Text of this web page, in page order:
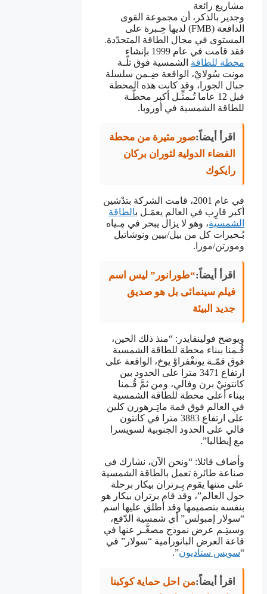
مشاريع رائعة
وجدير بالذكر، أن مجموعة القوى
الدافعة (FMB) لديها خِـبرة على
المستوى في مجال الطاقة المتجدّدة.
فقد قامت في عام 1999 بإنشاء
محطة للطاقة الشمسية فوق تلّـة
مونت سُولايْ، الواقعة ضِـمن سلسلة
جبال الجورا، وقد كانت هذه المحطة
قبل 12 عاما تُـمثِّـل أكبر محطّـة
للطاقة الشمسية في أوروبا.
اقرأ أيضاً:صور مثيرة من محطة
الفضاء الدولية لثوران بركان
رايكوك
في عام 2001، قامت الشركة بتدْشين
أكبر قارِب في العالم يعمَـل بالطاقة
الشمسية، وهو لا يزال يبحر في مِـياه
بُـحيرات كل من بيل/بيين ونوشاتيل
ومورتن/مورا.
اقرأ أيضاً:“طورانور” ليس اسم
فيلم سينمائى بل هو صديق
جديد البيئة
ويوضح فولينفايدر: “منذ ذلك الحين،
قُـمنا ببناء محطة للطاقة الشمسية
فوق قمّـة يونغْفراوْ يوخ، الواقعة على
ارتفاع 3471 مترا على الحدود بين
كانتونيْ برن وفالي، ومن ثمَّ قُـمنا
ببناء أعلى محطة للطاقة الشمسية
في العالم فوق قمة ماتِـرهورن كلين
على ارتفاع 3883 مترا في كانتون
فالي على الحدود الجنوبية لسويسرا
مع إيطاليا”.
وأضاف قائلا: “ونحن الآن، نشارك في
صناعة طائرة تعمل بالطاقة الشمسية
على متنها يقوم بِـرتران بيكار برحلة
حول العالم”، وقد قام برتران بيكار هو
بنفسه بتصميمها وقد أطلق عليها اسم
“سولار إمبولس” أي شمسية الدّفع،
وسيتِـم عرض نموذج مصغَّـر عنها في
قاعة العرض البانورامية “سولار” في
“سويس ستاديون”.
اقرأ أيضاً:من احل حماية كوكبنا